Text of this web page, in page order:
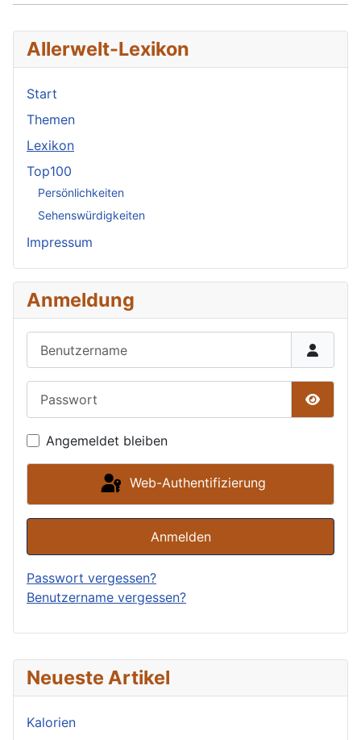
Neueste Artikel
Kalorien
Allerwelt-Lexikon
Start
Themen
Lexikon
Top100
Persönlichkeiten
Sehenswürdigkeiten
Impressum
Anmeldung
Angemeldet bleiben
Web-Authentifizierung
Anmelden
Passwort vergessen?
Benutzername vergessen?